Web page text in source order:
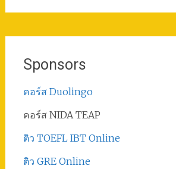
Sponsors
คอร์ส Duolingo
คอร์ส NIDA TEAP
ติว TOEFL IBT Online
ติว GRE Online